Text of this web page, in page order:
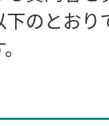
のとおり